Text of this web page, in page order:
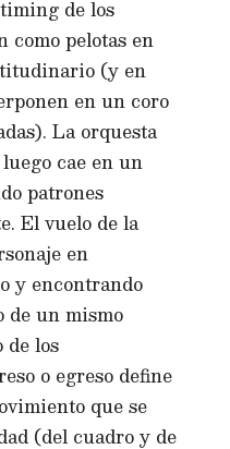
de los
como pelotas en
(y en
en un coro
La orquesta
cae en un
patrones
El vuelo de la
en
y encontrando
de un mismo
de los
o egreso define
que se
(del cuadro y de